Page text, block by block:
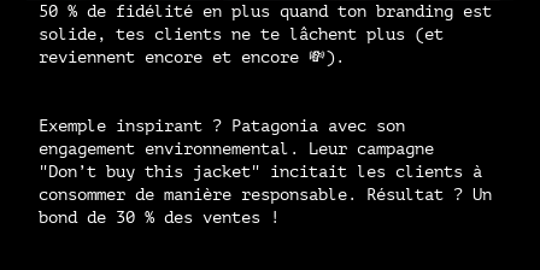
50 % de fidélité en plus quand ton branding est
solide, tes clients ne te lâchent plus (et
reviennent encore et encore 💸).
Exemple inspirant ? Patagonia avec son
engagement environnemental. Leur campagne
"Don’t buy this jacket" incitait les clients à
consommer de manière responsable. Résultat ? Un
bond de 30 % des ventes !